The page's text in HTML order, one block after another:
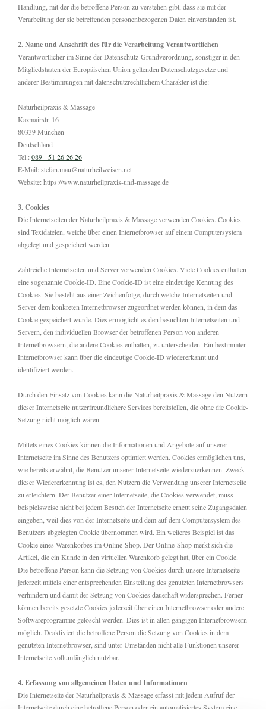
Handlung, mit der die betroffene Person zu verstehen gibt, dass sie mit der
Verarbeitung der sie betreffenden personenbezogenen Daten einverstanden ist.
2. Name und Anschrift des für die Verarbeitung Verantwortlichen
Verantwortlicher im Sinne der Datenschutz-Grundverordnung, sonstiger in den
Mitgliedstaaten der Europäischen Union geltenden Datenschutzgesetze und
anderer Bestimmungen mit datenschutzrechtlichem Charakter ist die:
Naturheilpraxis & Massage
Kazmairstr. 16
80339 München
Deutschland
Tel.: 089 - 51 26 26 26
E-Mail: stefan.mau@naturheilweisen.net
Website: https://www.naturheilpraxis-und-massage.de
3. Cookies
Die Internetseiten der Naturheilpraxis & Massage verwenden Cookies. Cookies
sind Textdateien, welche über einen Internetbrowser auf einem Computersystem
abgelegt und gespeichert werden.
Zahlreiche Internetseiten und Server verwenden Cookies. Viele Cookies enthalten
eine sogenannte Cookie-ID. Eine Cookie-ID ist eine eindeutige Kennung des
Cookies. Sie besteht aus einer Zeichenfolge, durch welche Internetseiten und
Server dem konkreten Internetbrowser zugeordnet werden können, in dem das
Cookie gespeichert wurde. Dies ermöglicht es den besuchten Internetseiten und
Servern, den individuellen Browser der betroffenen Person von anderen
Internetbrowsern, die andere Cookies enthalten, zu unterscheiden. Ein bestimmter
Internetbrowser kann über die eindeutige Cookie-ID wiedererkannt und
identifiziert werden.
Durch den Einsatz von Cookies kann die Naturheilpraxis & Massage den Nutzern
dieser Internetseite nutzerfreundlichere Services bereitstellen, die ohne die Cookie-
Setzung nicht möglich wären.
Mittels eines Cookies können die Informationen und Angebote auf unserer
Internetseite im Sinne des Benutzers optimiert werden. Cookies ermöglichen uns,
wie bereits erwähnt, die Benutzer unserer Internetseite wiederzuerkennen. Zweck
dieser Wiedererkennung ist es, den Nutzern die Verwendung unserer Internetseite
zu erleichtern. Der Benutzer einer Internetseite, die Cookies verwendet, muss
beispielsweise nicht bei jedem Besuch der Internetseite erneut seine Zugangsdaten
eingeben, weil dies von der Internetseite und dem auf dem Computersystem des
Benutzers abgelegten Cookie übernommen wird. Ein weiteres Beispiel ist das
Cookie eines Warenkorbes im Online-Shop. Der Online-Shop merkt sich die
Artikel, die ein Kunde in den virtuellen Warenkorb gelegt hat, über ein Cookie.
Die betroffene Person kann die Setzung von Cookies durch unsere Internetseite
jederzeit mittels einer entsprechenden Einstellung des genutzten Internetbrowsers
verhindern und damit der Setzung von Cookies dauerhaft widersprechen. Ferner
können bereits gesetzte Cookies jederzeit über einen Internetbrowser oder andere
Softwareprogramme gelöscht werden. Dies ist in allen gängigen Internetbrowsern
möglich. Deaktiviert die betroffene Person die Setzung von Cookies in dem
genutzten Internetbrowser, sind unter Umständen nicht alle Funktionen unserer
Internetseite vollumfänglich nutzbar.
4. Erfassung von allgemeinen Daten und Informationen
Die Internetseite der Naturheilpraxis & Massage erfasst mit jedem Aufruf der